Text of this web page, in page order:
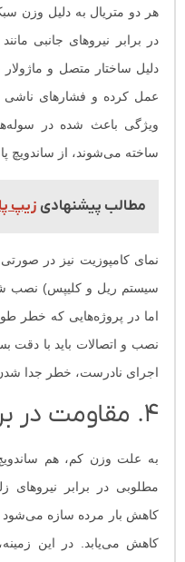
هر دو متریال به دلیل وزن
در برابر نیروهای جانبی
دلیل ساختار متصل و
عمل کرده و فشارهای ناشی
ویژگی باعث شده در
ساخته می‌شوند، از ساندویچ
مطالب پیشنهادی زیپ
نمای کامپوزیت نیز در
سیستم ریل و کلیپس) نصب
اما در پروژه‌هایی که خطر
نصب و اتصالات باید با دقت
اجرای نادرست، خطر جدا شدن
۴. مقاومت در برابر زلزله
به علت وزن کم، هم
مطلوبی در برابر نیروهای
کاهش بار مرده سازه می‌شود
کاهش می‌یابد. در این